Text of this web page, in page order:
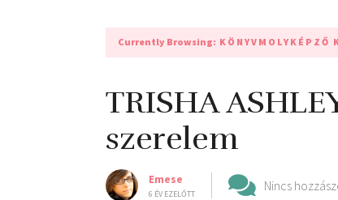
Currently Browsing: KÖNYVMOLYKÉPZŐ
TRISHA
szerelem
Emese
6 ÉV EZELŐTT
Nincs